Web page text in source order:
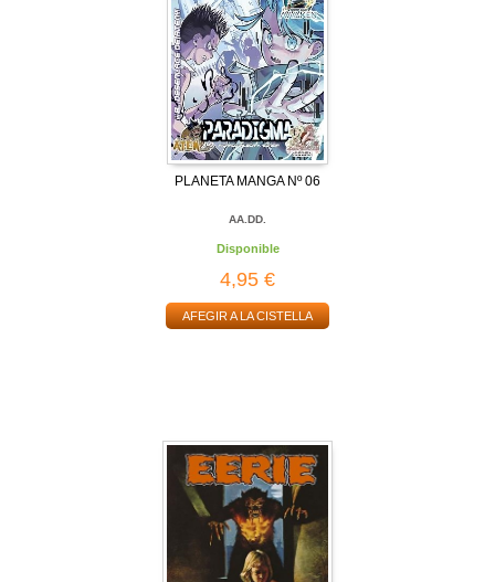
PLANETA MANGA Nº 06
AA.DD.
Disponible
4,95 €
AFEGIR A LA CISTELLA